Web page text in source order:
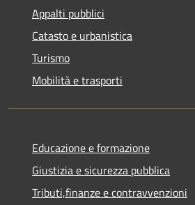
Appalti pubblici
Catasto e urbanistica
Turismo
Mobilità e trasporti
Educazione e formazione
Giustizia e sicurezza pubblica
Tributi,finanze e contravvenzioni